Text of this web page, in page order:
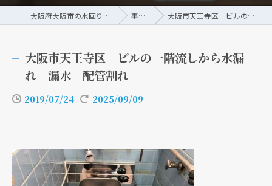
大阪府大阪市の水回りリフォームなら株式会社トーシン 事例/ブログ 大阪市天王寺区 ビルの一階流しから水漏れ 漏水 配管割れ
大阪市天王寺区 ビルの一階流しから水漏
れ 漏水 配管割れ
2019/07/24 2025/09/09